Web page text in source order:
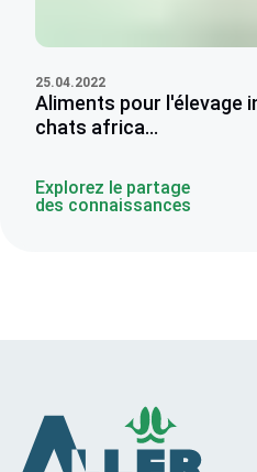
25.04.2022
Aliments pour l'élevage
chats africa...
Explorez le partage
des connaissances